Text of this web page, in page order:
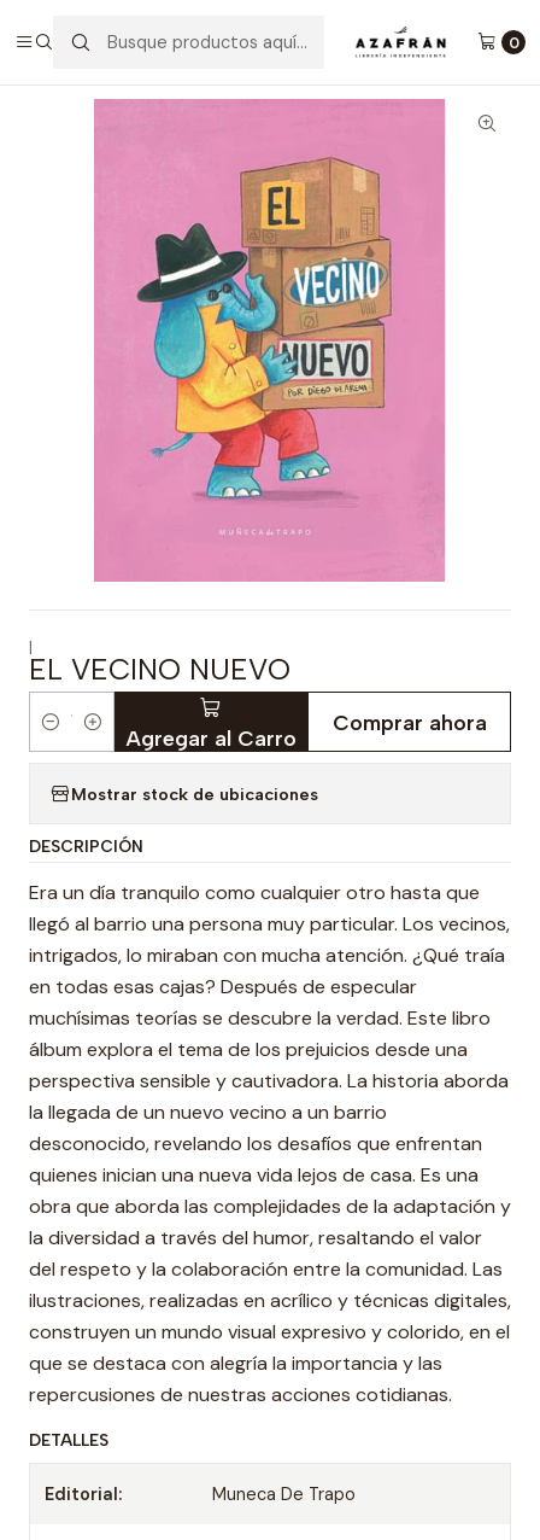
0
El Vecino Nuevo
|
EL VECINO NUEVO
Cantidad Agregar al Carro
Comprar ahora
Mostrar stock de ubicaciones
DESCRIPCIÓN
Era un día tranquilo como cualquier otro hasta que
llegó al barrio una persona muy particular. Los vecinos,
intrigados, lo miraban con mucha atención. ¿Qué traía
en todas esas cajas? Después de especular
muchísimas teorías se descubre la verdad. Este libro
álbum explora el tema de los prejuicios desde una
perspectiva sensible y cautivadora. La historia aborda
la llegada de un nuevo vecino a un barrio
desconocido, revelando los desafíos que enfrentan
quienes inician una nueva vida lejos de casa. Es una
obra que aborda las complejidades de la adaptación y
la diversidad a través del humor, resaltando el valor
del respeto y la colaboración entre la comunidad. Las
ilustraciones, realizadas en acrílico y técnicas digitales,
construyen un mundo visual expresivo y colorido, en el
que se destaca con alegría la importancia y las
repercusiones de nuestras acciones cotidianas.
DETALLES
Editorial: Muneca De Trapo